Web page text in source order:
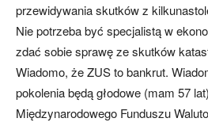
przewidywania skutków z
Nie potrzeba być specjalistą w
zdać sobie sprawę ze skutków
Wiadomo, że ZUS to bankrut.
pokolenia będą głodowe (mam 57
Międzynarodowego Funduszu